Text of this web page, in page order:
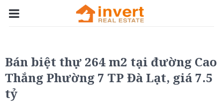
Bán biệt thự 264 m2 tại đường Cao
Thắng Phường 7 TP Đà Lạt, giá 7.5
tỷ